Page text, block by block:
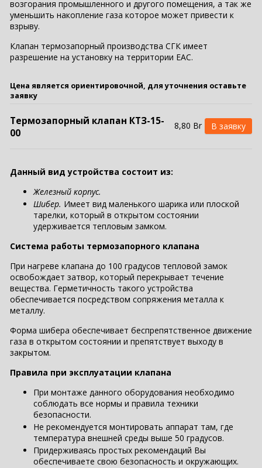
возгорания промышленного и другого помещения, а так же
уменьшить накопление газа которое может привести к
взрыву.
Клапан термозапорный производства СГК имеет
разрешение на установку на территории EAC.
Цена является ориентировочной, для уточнения оставьте
заявку
Термозапорный клапан КТЗ-15-
00
8,80 Br
Данный вид устройства состоит из:
Железный корпус.
Шибер. Имеет вид маленького шарика или плоской
тарелки, который в открытом состоянии
удерживается тепловым замком.
Система работы термозапорного клапана
При нагреве клапана до 100 градусов тепловой замок
освобождает затвор, который перекрывает течение
вещества. Герметичность такого устройства
обеспечивается посредством сопряжения металла к
металлу.
Форма шибера обеспечивает беспрепятственное движение
газа в открытом состоянии и препятствует выходу в
закрытом.
Правила при эксплуатации клапана
При монтаже данного оборудования необходимо
соблюдать все нормы и правила техники
безопасности.
Не рекомендуется монтировать аппарат там, где
температура внешней среды выше 50 градусов.
Придерживаясь простых рекомендаций Вы
обеспечиваете свою безопасность и окружающих.